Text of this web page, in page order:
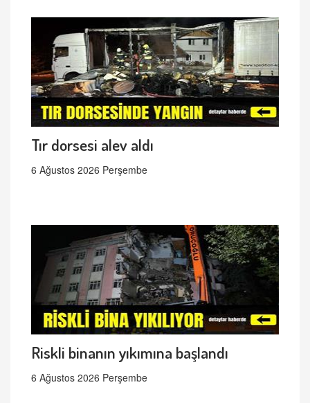
Tır dorsesi alev aldı
6 Ağustos 2026 Perşembe
Riskli binanın yıkımına başlandı
6 Ağustos 2026 Perşembe